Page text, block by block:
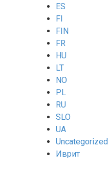
ES
FI
FIN
FR
HU
LT
NO
PL
RU
SLO
UA
Uncategorized
Иврит